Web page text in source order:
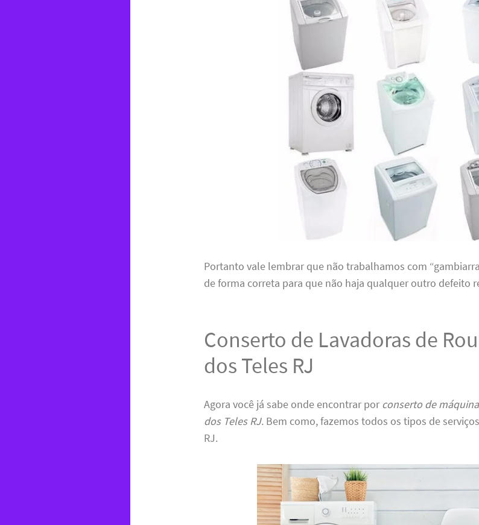
Portanto vale lembrar que não trabalhamos com
de forma correta para que não haja qualquer outro defeito
Conserto de Lavadoras de
dos Teles RJ
Agora você já sabe onde encontrar por conserto de
dos Teles RJ. Bem como, fazemos todos os tipos de
RJ.